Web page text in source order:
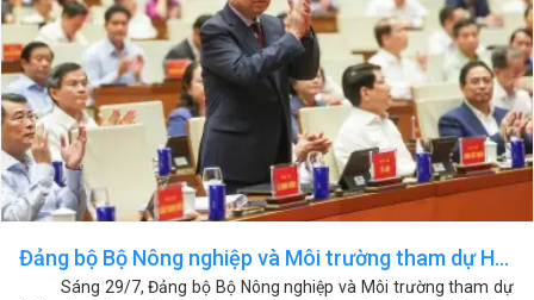
Đảng bộ Bộ Nông nghiệp và Môi trường tham dự Hội
nghị quán triệt Nghị quyết Trung ương 3
Sáng 29/7, Đảng bộ Bộ Nông nghiệp và Môi trường tham dự